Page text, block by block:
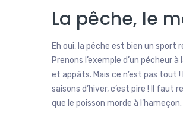
La pêche, le
Eh oui, la pêche est bien un sport
Prenons l’exemple d’un pécheur
et appâts. Mais ce n’est pas tout
saisons d’hiver, c’est pire ! Il
que le poisson morde à l’hameçon.